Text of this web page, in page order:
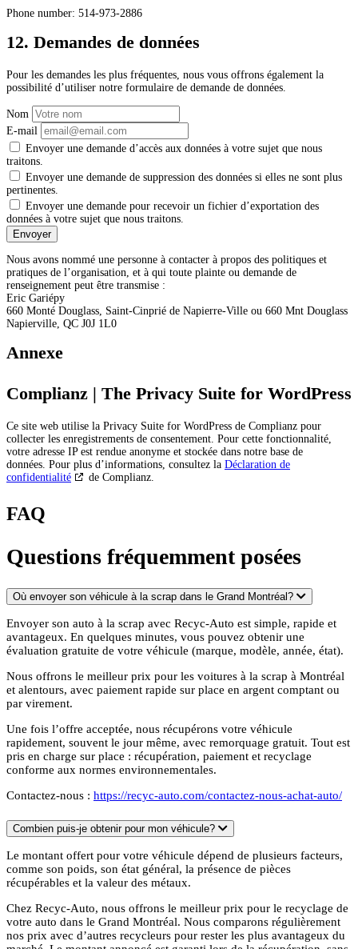
Phone number: 514-973-2886
12. Demandes de données
Pour les demandes les plus fréquentes, nous vous offrons également la
possibilité d’utiliser notre formulaire de demande de données.
Nom
E-mail
Envoyer une demande d’accès aux données à votre sujet que nous
traitons.
Envoyer une demande de suppression des données si elles ne sont plus
pertinentes.
Envoyer une demande pour recevoir un fichier d’exportation des
données à votre sujet que nous traitons.
Nous avons nommé une personne à contacter à propos des politiques et
pratiques de l’organisation, et à qui toute plainte ou demande de
renseignement peut être transmise :
Eric Gariépy
660 Monté Douglass, Saint-Cinprié de Napierre-Ville ou 660 Mnt Douglass
Napierville, QC J0J 1L0
Annexe
Complianz | The Privacy Suite for WordPress
Ce site web utilise la Privacy Suite for WordPress de Complianz pour
collecter les enregistrements de consentement. Pour cette fonctionnalité,
votre adresse IP est rendue anonyme et stockée dans notre base de
données. Pour plus d’informations, consultez la Déclaration de
confidentialité
de Complianz.
FAQ
Questions fréquemment posées
Où envoyer son véhicule à la scrap dans le Grand Montréal?
Envoyer son auto à la scrap avec Recyc-Auto est simple, rapide et
avantageux. En quelques minutes, vous pouvez obtenir une
évaluation gratuite de votre véhicule (marque, modèle, année, état).
Nous offrons le meilleur prix pour les voitures à la scrap à Montréal
et alentours, avec paiement rapide sur place en argent comptant ou
par virement.
Une fois l’offre acceptée, nous récupérons votre véhicule
rapidement, souvent le jour même, avec remorquage gratuit. Tout est
pris en charge sur place : récupération, paiement et recyclage
conforme aux normes environnementales.
Contactez-nous : https://recyc-auto.com/contactez-nous-achat-auto/
Combien puis-je obtenir pour mon véhicule?
Le montant offert pour votre véhicule dépend de plusieurs facteurs,
comme son poids, son état général, la présence de pièces
récupérables et la valeur des métaux.
Chez Recyc-Auto, nous offrons le meilleur prix pour le recyclage de
votre auto dans le Grand Montréal. Nous comparons régulièrement
nos prix avec d’autres recycleurs pour rester les plus avantageux du